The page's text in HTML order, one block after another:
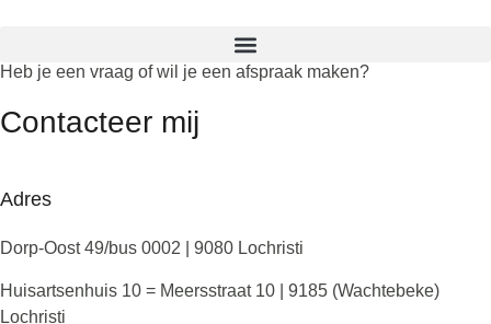
Heb je een vraag of wil je een afspraak maken?
Contacteer mij
Adres
Dorp-Oost 49/bus 0002 | 9080 Lochristi
Huisartsenhuis 10 = Meersstraat 10 | 9185 (Wachtebeke)
Lochristi